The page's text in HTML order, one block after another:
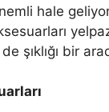
hale
şıklığı bir